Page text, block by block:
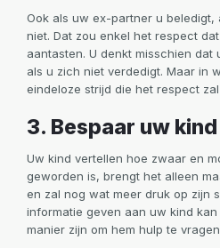
Ook als uw ex-partner u
niet. Dat zou enkel het respect
aantasten. U denkt misschien dat
als u zich niet verdedigt. Maar in
eindeloze strijd die het respect
3. Bespaar uw
Uw kind vertellen hoe zwaar en
geworden is, brengt het alleen
en zal nog wat meer druk op zijn
informatie geven aan uw kind
manier zijn om hem hulp te